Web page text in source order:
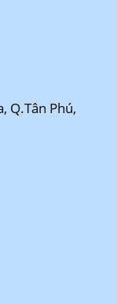
Q.Tân Phú,